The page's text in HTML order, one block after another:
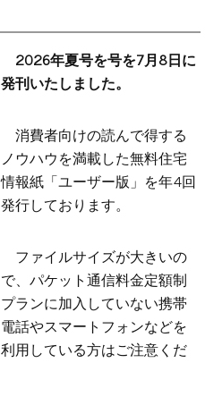
2026年夏号を号を7月8日に
発刊いたしました。
消費者向けの読んで得する
ノウハウを満載した無料住宅
情報紙「ユーザー版」を年4回
発行しております。
ファイルサイズが大きいの
で、パケット通信料金定額制
プランに加入していない携帯
電話やスマートフォンなどを
利用している方はご注意くだ